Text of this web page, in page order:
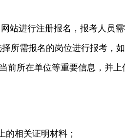
站进行注册报名，报考人员
所需报名的岗位进行报考
所在单位等重要信息，并上
相关证明材料；